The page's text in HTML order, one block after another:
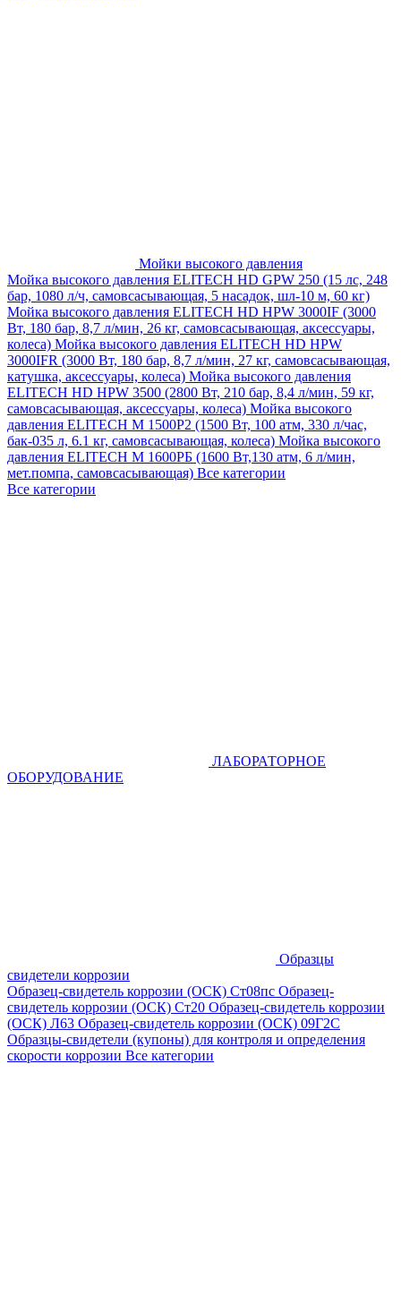
Мойки высокого давления
Мойка высокого давления ELITECH HD GPW 250 (15 лс, 248
бар, 1080 л/ч, самовсасывающая, 5 насадок, шл-10 м, 60 кг)
Мойка высокого давления ELITECH HD HPW 3000IF (3000
Вт, 180 бар, 8,7 л/мин, 26 кг, самовсасывающая, аксессуары,
колеса) Мойка высокого давления ELITECH HD HPW
3000IFR (3000 Вт, 180 бар, 8,7 л/мин, 27 кг, самовсасывающая,
катушка, аксессуары, колеса) Мойка высокого давления
ELITECH HD HPW 3500 (2800 Вт, 210 бар, 8,4 л/мин, 59 кг,
самовсасывающая, аксессуары, колеса) Мойка высокого
давления ELITECH M 1500P2 (1500 Вт, 100 атм, 330 л/час,
бак-035 л, 6.1 кг, самовсасывающая, колеса) Мойка высокого
давления ELITECH М 1600РБ (1600 Вт,130 атм, 6 л/мин,
мет.помпа, самовсасывающая) Все категории
Все категории
ЛАБОРАТОРНОЕ
ОБОРУДОВАНИЕ
Образцы
свидетели коррозии
Образец-свидетель коррозии (ОСК) Ст08пс Образец-
свидетель коррозии (ОСК) Ст20 Образец-свидетель коррозии
(ОСК) Л63 Образец-свидетель коррозии (ОСК) 09Г2С
Образцы-свидетели (купоны) для контроля и определения
скорости коррозии Все категории